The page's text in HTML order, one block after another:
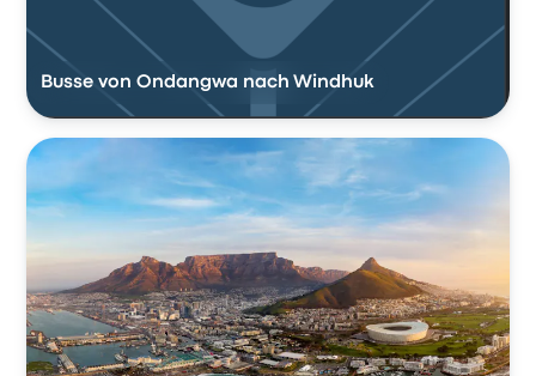
Busse von Ondangwa nach Windhuk